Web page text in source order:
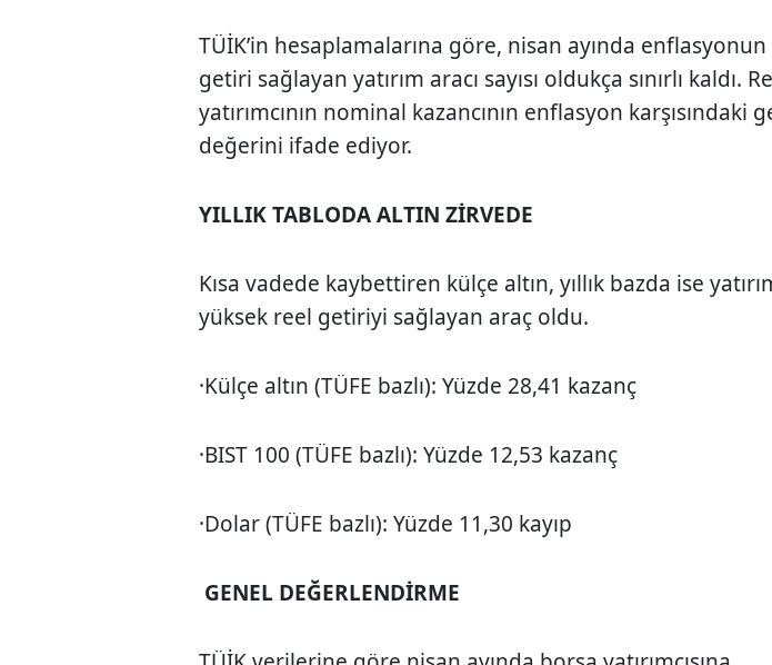
TÜİK’in hesaplamalarına göre, nisan ayında
getiri sağlayan yatırım aracı sayısı oldukça sınırlı kaldı.
yatırımcının nominal kazancının enflasyon karşısındaki
değerini ifade ediyor.
YILLIK TABLODA ALTIN ZİRVEDE
Kısa vadede kaybettiren külçe altın, yıllık bazda ise
yüksek reel getiriyi sağlayan araç oldu.
·Külçe altın (TÜFE bazlı): Yüzde 28,41 kazanç
·BIST 100 (TÜFE bazlı): Yüzde 12,53 kazanç
·Dolar (TÜFE bazlı): Yüzde 11,30 kayıp
GENEL DEĞERLENDİRME